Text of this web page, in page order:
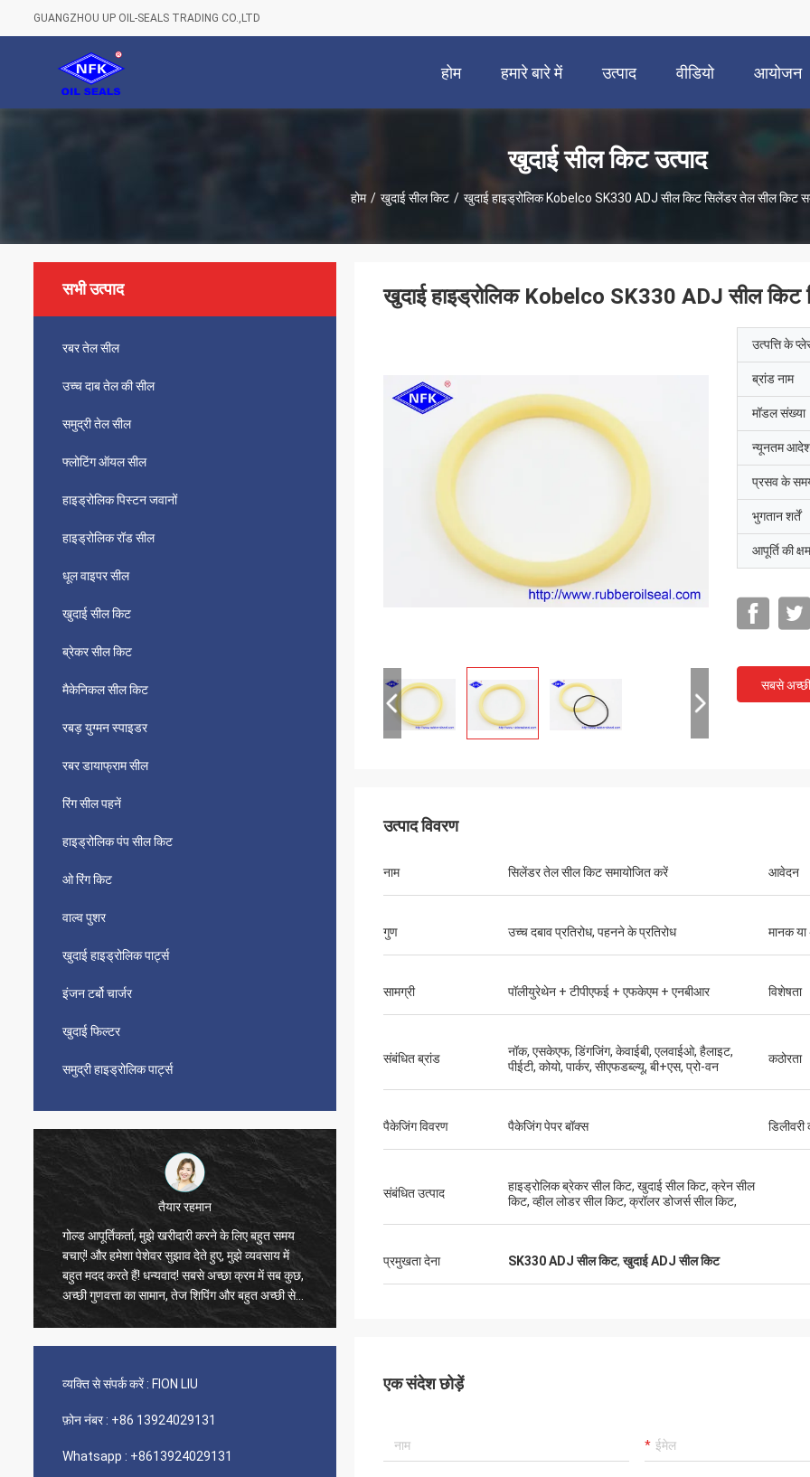
GUANGZHOU UP OIL-SEALS TRADING CO.,LTD
होम हमारे बारे में उत्पाद वीडियो आयोजन
खुदाई सील किट उत्पाद
होम / खुदाई सील किट / खुदाई हाइड्रोलिक Kobelco SK330 ADJ सील किट सिलेंडर तेल सील किट
सभी उत्पाद
रबर तेल सील
उच्च दाब तेल की सील
समुद्री तेल सील
फ्लोटिंग ऑयल सील
हाइड्रोलिक पिस्टन जवानों
हाइड्रोलिक रॉड सील
धूल वाइपर सील
खुदाई सील किट
ब्रेकर सील किट
मैकेनिकल सील किट
रबड़ युग्मन स्पाइडर
रबर डायाफ्राम सील
रिंग सील पहनें
हाइड्रोलिक पंप सील किट
ओ रिंग किट
वाल्व पुशर
खुदाई हाइड्रोलिक पार्ट्स
इंजन टर्बो चार्जर
खुदाई फिल्टर
समुद्री हाइड्रोलिक पार्ट्स
तैयार रहमान
गोल्ड आपूर्तिकर्ता, मुझे खरीदारी करने के लिए बहुत समय
बचाएं! और हमेशा पेशेवर सुझाव देते हुए, मुझे व्यवसाय में
बहुत मदद करते हैं! धन्यवाद! सबसे अच्छा क्रम में सब कुछ,
अच्छी गुणवत्ता का सामान, तेज शिपिंग और बहुत अच्छी सेवा
जो मैं सुझाता हूं। 5 सितारों को शामिल किया गया! आपके
मुतकिलवा विल्सन अफ्रीका
उत्पाद 100% प्रामाणिक, उत्कृष्ट लागत प्रदर्शन हैं।
अच्छी गुणवत्ता वाले हैं, हमारे पास
सहयोग होगा।
व्यक्ति से संपर्क करें : FION LIU
फ़ोन नंबर : +86 13924029131
Whatsapp : +8613924029131
खुदाई हाइड्रोलिक Kobelco SK330 ADJ सील किट
उत्पत्ति के
ब्रांड नाम
मॉडल संख्या
न्यूनतम आदेश
प्रसव के
भुगतान शर्तें
आपूर्ति की
सबसे
उत्पाद विवरण
नाम सिलेंडर तेल सील किट समायोजित करें आवेदन
गुण उच्च दबाव प्रतिरोध, पहनने के प्रतिरोध मानक
सामग्री पॉलीयुरेथेन + टीपीएफई + एफकेएम + एनबीआर विशेषता
संबंधित ब्रांड
नॉक, एसकेएफ, डिंगजिंग, केवाईबी, एलवाईओ, हैलाइट,
पीईटी, कोयो, पार्कर, सीएफडब्ल्यू, बी+एस, प्रो-वन
कठोरता
पैकेजिंग विवरण पैकेजिंग पेपर बॉक्स
संबंधित उत्पाद
हाइड्रोलिक ब्रेकर सील किट, खुदाई सील किट, क्रेन सील
किट, व्हील लोडर सील किट, क्रॉलर डोजर्स सील किट,
प्रमुखता देना SK330 ADJ सील किट,खुदाई ADJ सील किट
एक संदेश छोड़ें